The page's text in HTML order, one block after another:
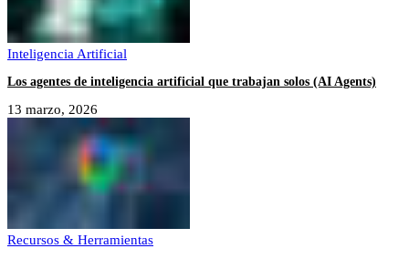
Inteligencia Artificial
Los agentes de inteligencia artificial que trabajan solos (AI Agents)
13 marzo, 2026
Recursos & Herramientas